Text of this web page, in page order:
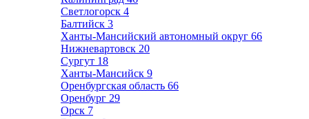
Светлогорск 4
Балтийск 3
Ханты-Мансийский автономный округ 66
Нижневартовск 20
Сургут 18
Ханты-Мансийск 9
Оренбургская область 66
Оренбург 29
Орск 7